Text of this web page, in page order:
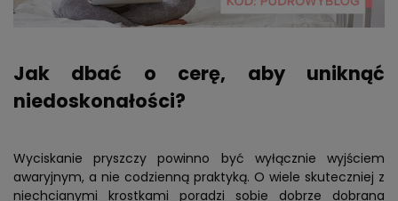
Jak dbać o cerę, aby uniknąć
niedoskonałości?
Wyciskanie pryszczy powinno być wyłącznie wyjściem
awaryjnym, a nie codzienną praktyką. O wiele skuteczniej z
niechcianymi krostkami poradzi sobie dobrze dobrana